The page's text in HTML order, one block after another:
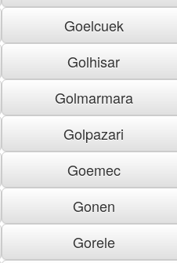
Goelcuek
Golhisar
Golmarmara
Golpazari
Goemec
Gonen
Gorele